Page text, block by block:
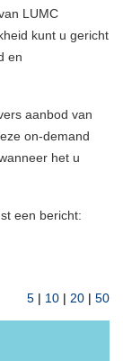
LUMC
kunt u gericht
en
aanbod van
on-demand
het u
een bericht:
5 | 10 | 20 | 50